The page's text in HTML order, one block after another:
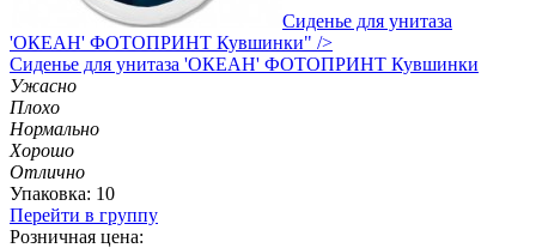
Сиденье для унитаза
'ОКЕАН' ФОТОПРИНТ Кувшинки" />
Сиденье для унитаза 'ОКЕАН' ФОТОПРИНТ Кувшинки
Ужасно
Плохо
Нормально
Хорошо
Отлично
Упаковка: 10
Перейти в группу
Розничная цена: